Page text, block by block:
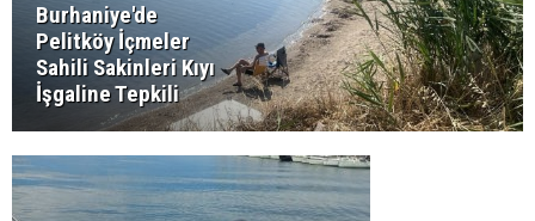
Burhaniye'de
Pelitköy İçmeler
Sahili Sakinleri Kıyı
İşgaline Tepkili